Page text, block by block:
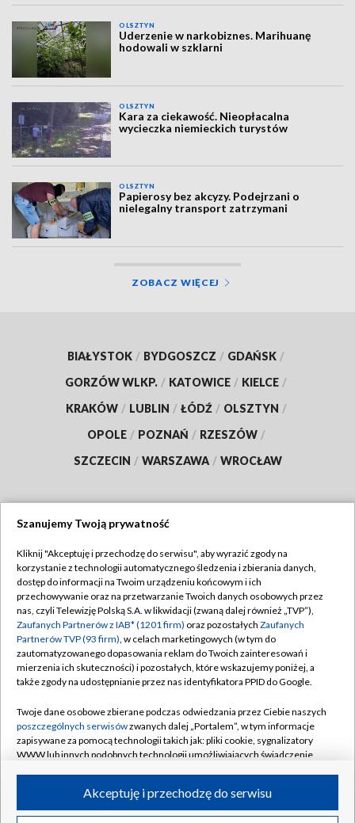
OLSZTYN
Uderzenie w narkobiznes. Marihuanę
hodowali w szklarni
OLSZTYN
Kara za ciekawość. Nieopłacalna
wycieczka niemieckich turystów
OLSZTYN
Papierosy bez akcyzy. Podejrzani o
nielegalny transport zatrzymani
ZOBACZ WIĘCEJ
BIAŁYSTOK / BYDGOSZCZ / GDAŃSK /
GORZÓW WLKP. / KATOWICE / KIELCE /
KRAKÓW / LUBLIN / ŁÓDŹ / OLSZTYN /
OPOLE / POZNAŃ / RZESZÓW /
SZCZECIN / WARSZAWA / WROCŁAW
TVP
Abonament TVP
Emisja w TVP
Centrum informacji TVP
Naziemna Telewizja Cyfrowa
Rada Programowa
System NOS
Informacje o nadawcy
Program dla prasy
Regulamin TVP
Polityka prywatności
Moje zgody
Pomoc
Kontakt
Kanały
©2026 Telewizja Polska S.A. w likwidacji
Szanujemy Twoją prywatność
Kliknij "Akceptuję i przechodzę do serwisu", aby wyrazić zgody na
korzystanie z technologii automatycznego śledzenia i zbierania danych,
dostęp do informacji na Twoim urządzeniu końcowym i ich
przechowywanie oraz na przetwarzanie Twoich danych osobowych przez
nas, czyli Telewizję Polską S.A. w likwidacji (zwaną dalej również „TVP”),
Zaufanych Partnerów z IAB* (1201 firm) oraz pozostałych Zaufanych
Partnerów TVP (93 firm), w celach marketingowych (w tym do
zautomatyzowanego dopasowania reklam do Twoich zainteresowań i
mierzenia ich skuteczności) i pozostałych, które wskazujemy poniżej, a
także zgody na udostępnianie przez nas identyfikatora PPID do Google.
Twoje dane osobowe zbierane podczas odwiedzania przez Ciebie naszych
poszczególnych serwisówzwanych dalej „Portalem”, w tym informacje
zapisywane za pomocą technologii takich jak: pliki cookie, sygnalizatory
WWW lub innych podobnych technologii umożliwiających świadczenie
ruchu w Internecie.Akceptuję i przechodzę do serwisu